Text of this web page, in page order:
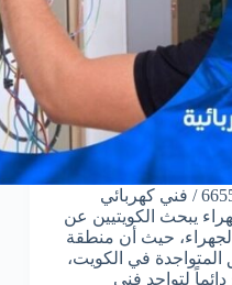
رقم كهربائي الجهراء / 66559972 / فني كهربائي
يبحث الكويتيين عن
حيث أن منطقة
المتواجدة في الكويت،
لتواجد فني